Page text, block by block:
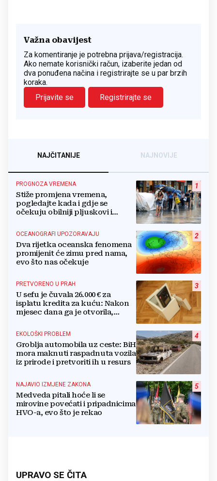
Važna obavijest
Za komentiranje je potrebna prijava/registracija.
Ako nemate korisnički račun, izaberite jedan od
dva ponuđena načina i registrirajte se u par brzih
koraka.
Prijavite se
Registrirajte se
NAJČITANIJE NAJNOVIJE
1
PROGNOZA VREMENA
Stiže promjena vremena,
pogledajte kada i gdje se
očekuju obilniji pljuskovi i
2
OCEANOGRAFI UPOZORAVAJU
Dva rijetka oceanska fenomena
promijenit će zimu pred nama,
evo što nas očekuje
3
PRETVORENO U PRAH
U sefu je čuvala 26.000 € za
isplatu kredita za kuću: Nakon
mjesec dana ga je otvorila,
4
EKOLOŠKI PROBLEM
Groblja automobila uz ceste: BiH
mora maknuti raspadnuta vozila
iz prirode i pretvoriti ih u resurs
5
NAJAVIO IZMJENE ZAKONA
Medveda pitali hoće li se
mirovine povećati i pripadnicima
HVO-a, evo što je rekao
UPRAVO SE ČITA